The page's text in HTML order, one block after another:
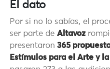
El dato
Por si no lo sabías, el
ser parte de Altavoz
presentaron 365
Estímulos para el Arte y